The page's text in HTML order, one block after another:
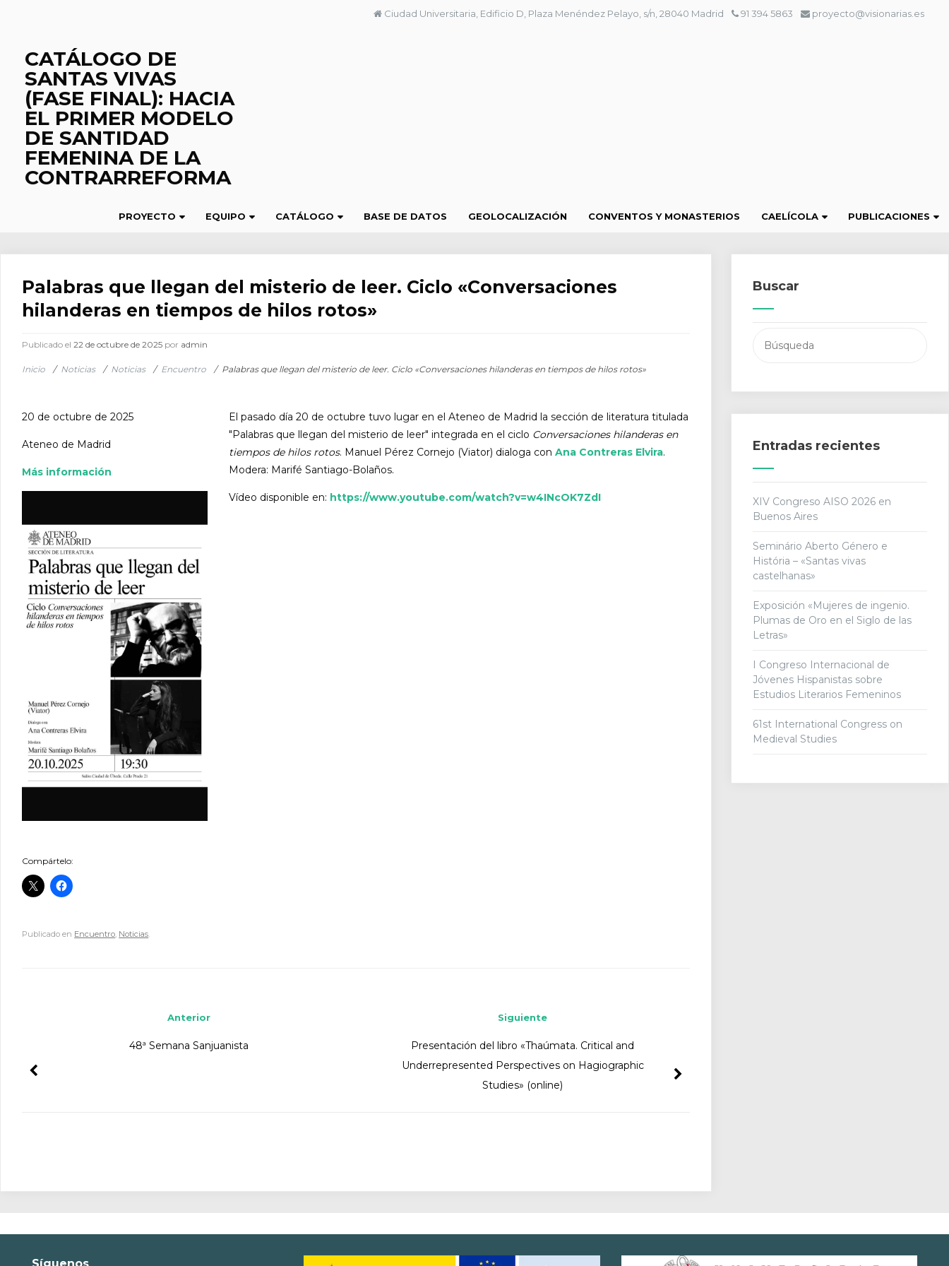
Ciudad Universitaria, Edificio D, Plaza Menéndez Pelayo, s/n, 28040 Madrid 91 394 5863 proyecto@visionarias.es
CATÁLOGO DE
SANTAS VIVAS
(FASE FINAL): HACIA
EL PRIMER MODELO
DE SANTIDAD
FEMENINA DE LA
CONTRARREFORMA
PROYECTO EQUIPO CATÁLOGO BASE DE DATOS GEOLOCALIZACIÓN CONVENTOS Y MONASTERIOS CAELÍCOLA PUBLICACIONES
Palabras que llegan del misterio de leer. Ciclo «Conversaciones
hilanderas en tiempos de hilos rotos»
Publicado el22 de octubre de 2025 por admin
Inicio / Noticias / Noticias / Encuentro / Palabras que llegan del misterio de leer. Ciclo «Conversaciones hilanderas en tiempos de hilos rotos»
20 de octubre de 2025
Ateneo de Madrid
Más información
El pasado día 20 de octubre tuvo lugar en el Ateneo de Madrid la sección de literatura titulada
"Palabras que llegan del misterio de leer" integrada en el ciclo Conversaciones hilanderas en
tiempos de hilos rotos. Manuel Pérez Cornejo (Viator) dialoga con Ana Contreras Elvira.
Modera: Marifé Santiago-Bolaños.
Vídeo disponible en: https://www.youtube.com/watch?v=w4INcOK7ZdI
Compártelo:
Publicado en Encuentro, Noticias.
Siguiente
Presentación del libro «Thaúmata. Critical and
Underrepresented Perspectives on Hagiographic
Studies» (online)
Anterior
48ª Semana Sanjuanista
Buscar
Entradas recientes
XIV Congreso AISO 2026 en
Buenos Aires
Seminário Aberto Género e
História – «Santas vivas
castelhanas»
Exposición «Mujeres de ingenio.
Plumas de Oro en el Siglo de las
Letras»
I Congreso Internacional de
Jóvenes Hispanistas sobre
Estudios Literarios Femeninos
61st International Congress on
Medieval Studies
Síguenos